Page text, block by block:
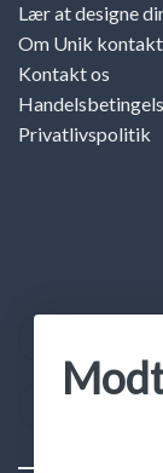
Lær at designe
Om Unik kontakt
Kontakt os
Privatlivspolitik